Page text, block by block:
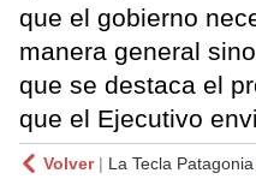
que el gobierno
manera general
que se destaca el
que el Ejecutivo
Volver| La Tecla Patagonia